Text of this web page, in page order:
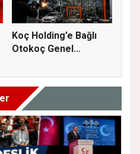
Koç Holding’e Bağlı
Otokoç Genel